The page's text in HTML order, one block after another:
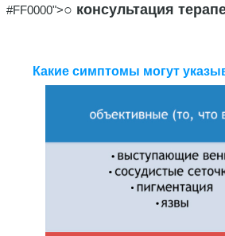
#FF0000">○ консультация
Какие симптомы могут